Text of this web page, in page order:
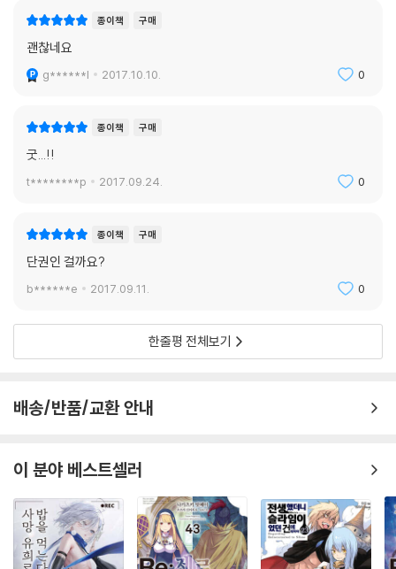
종이책 구매
괜찮네요
g******l 2017.10.10. 0
종이책 구매
굿...!!
t********p 2017.09.24. 0
종이책 구매
단권인 걸까요?
b******e 2017.09.11. 0
한줄평 전체보기
배송/반품/교환 안내
이 분야 베스트셀러